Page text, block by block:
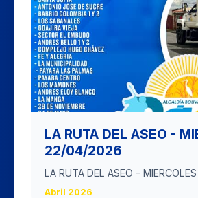
LA RUTA DEL ASEO -
22/04/2026
LA RUTA DEL ASEO -
Abril 2026